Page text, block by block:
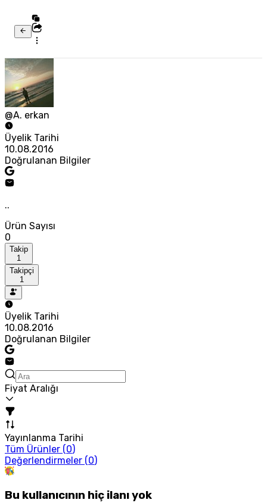
@A. erkan
Üyelik Tarihi
10.08.2016
Doğrulanan Bilgiler
..
Ürün Sayısı
0
Takip
1
Takipçi
1
Üyelik Tarihi
10.08.2016
Doğrulanan Bilgiler
Fiyat Aralığı
Yayınlanma Tarihi
Tüm Ürünler (0)
Değerlendirmeler (0)
Bu kullanıcının hiç ilanı yok